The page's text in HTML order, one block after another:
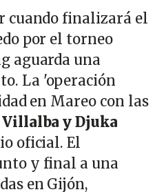
cuando finalizará el
por el torneo
aguarda una
La 'operación
en Mareo con las
y Djuka
oficial. El
y final a una
en Gijón,